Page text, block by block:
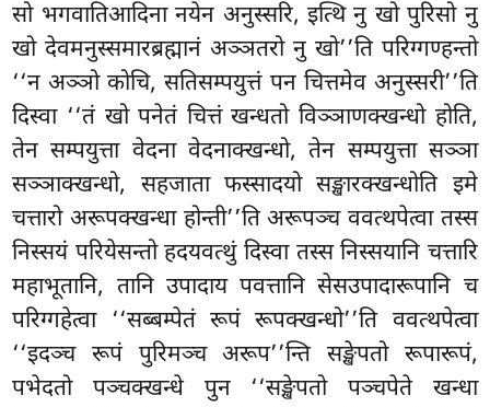
सो भगवातिआदिना नयेन अनुस्सरि, इत्थि नु खो पुरिसो नु
खो देवमनुस्समारब्रह्मानं अञ्ञतरो नु खो’’ति परिग्गण्हन्तो
‘‘न अञ्ञो कोचि, सतिसम्पयुत्तं पन चित्तमेव अनुस्सरी’’ति
दिस्वा ‘‘तं खो पनेतं चित्तं खन्धतो विञ्ञाणक्खन्धो होति,
तेन सम्पयुत्ता वेदना वेदनाक्खन्धो, तेन सम्पयुत्ता सञ्ञा
सञ्ञाक्खन्धो, सहजाता फस्सादयो सङ्खारक्खन्धोति इमे
चत्तारो अरूपक्खन्धा होन्ती’’ति अरूपञ्च ववत्थपेत्वा तस्स
निस्सयं परियेसन्तो हदयवत्थुं दिस्वा तस्स निस्सयानि चत्तारि
महाभूतानि, तानि उपादाय पवत्तानि सेसउपादारूपानि च
परिग्गहेत्वा ‘‘सब्बम्पेतं रूपं रूपक्खन्धो’’ति ववत्थपेत्वा
‘‘इदञ्च रूपं पुरिमञ्च अरूप’’न्ति सङ्खेपतो रूपारूपं,
पभेदतो पञ्चक्खन्धे पुन ‘‘सङ्खेपतो पञ्चपेते खन्धा